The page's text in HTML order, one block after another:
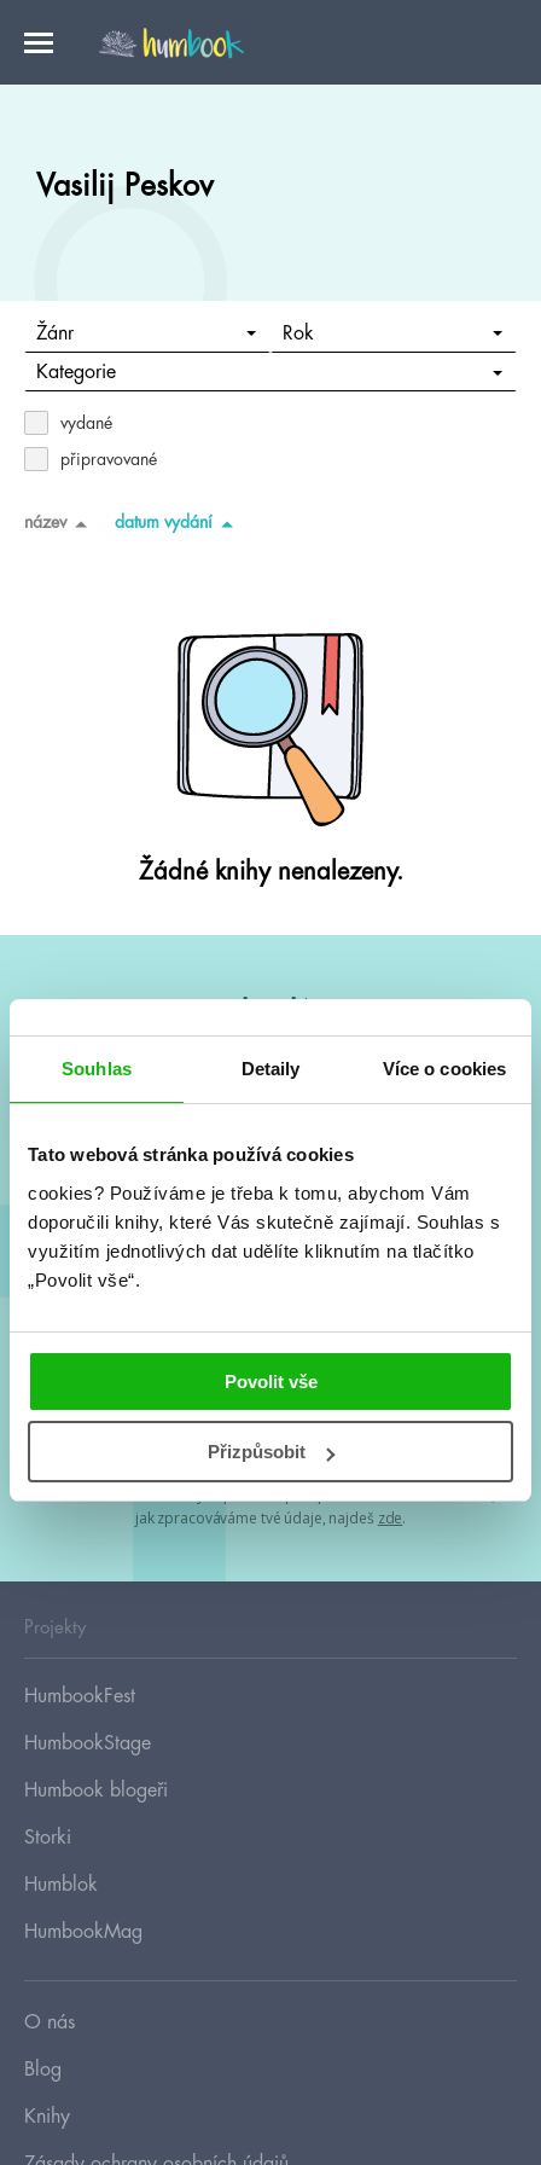
Souhlas Detaily Více o cookies
Tato webová stránka používá cookies
cookies? Používáme je třeba k tomu, abychom Vám
doporučili knihy, které Vás skutečně zajímají. Souhlas s
využitím jednotlivých dat udělíte kliknutím na tlačítko
„Povolit vše“.
Povolit vše
Přizpůsobit
Vasilij Peskov
Žánr Rok
Kategorie
vydané
připravované
název datum vydání
Žádné knihy nenalezeny.
Vše kolem #youngadult každý měsíc rovnou do mailu!
a seriálové adaptace a další.
Souhlasím spodmínkami zpracování osobních údajů
Tvá e-mailová adresa je u nás v bezpečí. Přečti si
jak zpracováváme tvé údaje, najdeš zde.
Projekty
HumbookFest
HumbookStage
Humbook blogeři
Storki
Humblok
HumbookMag
O nás
Blog
Knihy